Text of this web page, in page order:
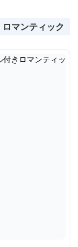
マンティック